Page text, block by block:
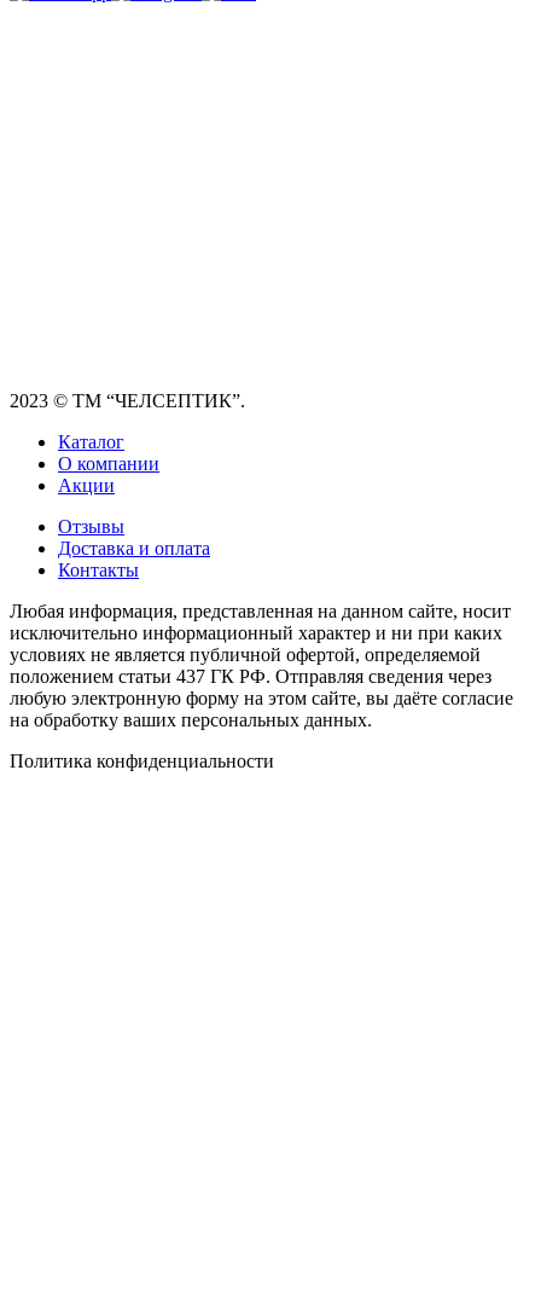
2023 © ТМ “ЧЕЛСЕПТИК”.
Каталог
О компании
Акции
Отзывы
Доставка и оплата
Контакты
Любая информация, представленная на данном сайте, носит
исключительно информационный характер и ни при каких
условиях не является публичной офертой, определяемой
положением статьи 437 ГК РФ. Отправляя сведения через
любую электронную форму на этом сайте, вы даёте согласие
на обработку ваших персональных данных.
Политика конфиденциальности